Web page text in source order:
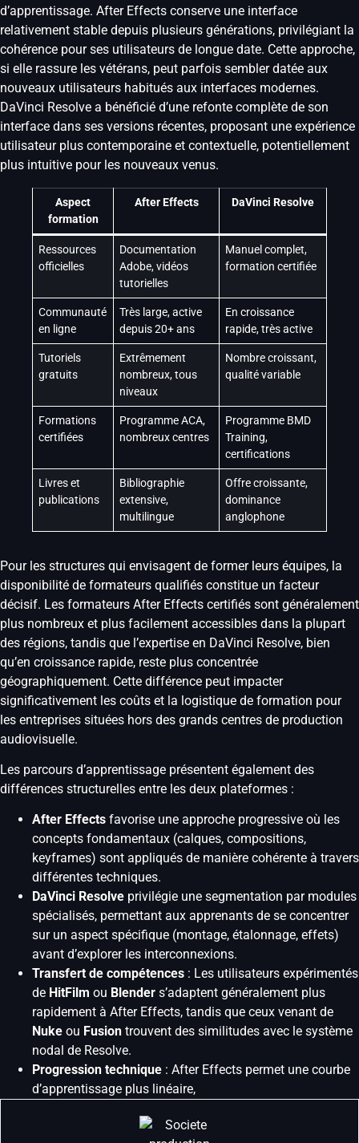
d’apprentissage. After Effects conserve une interface
relativement stable depuis plusieurs générations, privilégiant la
cohérence pour ses utilisateurs de longue date. Cette approche,
si elle rassure les vétérans, peut parfois sembler datée aux
nouveaux utilisateurs habitués aux interfaces modernes.
DaVinci Resolve a bénéficié d’une refonte complète de son
interface dans ses versions récentes, proposant une expérience
utilisateur plus contemporaine et contextuelle, potentiellement
plus intuitive pour les nouveaux venus.
Aspect
formation
After Effects DaVinci Resolve
Ressources
officielles
Documentation
Adobe, vidéos
tutorielles
Manuel complet,
formation certifiée
Communauté
en ligne
Très large, active
depuis 20+ ans
En croissance
rapide, très active
Tutoriels
gratuits
Extrêmement
nombreux, tous
niveaux
Nombre croissant,
qualité variable
Formations
certifiées
Programme ACA,
nombreux centres
Programme BMD
Training,
certifications
Livres et
publications
Bibliographie
extensive,
multilingue
Offre croissante,
dominance
anglophone
Pour les structures qui envisagent de former leurs équipes, la
disponibilité de formateurs qualifiés constitue un facteur
décisif. Les formateurs After Effects certifiés sont généralement
plus nombreux et plus facilement accessibles dans la plupart
des régions, tandis que l’expertise en DaVinci Resolve, bien
qu’en croissance rapide, reste plus concentrée
géographiquement. Cette différence peut impacter
significativement les coûts et la logistique de formation pour
les entreprises situées hors des grands centres de production
audiovisuelle.
Les parcours d’apprentissage présentent également des
différences structurelles entre les deux plateformes :
After Effects favorise une approche progressive où les
concepts fondamentaux (calques, compositions,
keyframes) sont appliqués de manière cohérente à travers
différentes techniques.
DaVinci Resolve privilégie une segmentation par modules
spécialisés, permettant aux apprenants de se concentrer
sur un aspect spécifique (montage, étalonnage, effets)
avant d’explorer les interconnexions.
Transfert de compétences : Les utilisateurs expérimentés
de HitFilm ou Blender s’adaptent généralement plus
rapidement à After Effects, tandis que ceux venant de
Nuke ou Fusion trouvent des similitudes avec le système
nodal de Resolve.
Progression technique : After Effects permet une courbe
d’apprentissage plus linéaire,